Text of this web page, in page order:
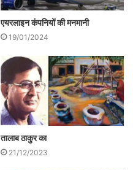
एयरलाइन कंपनियों की मनमानी
19/01/2024
तालाब ठाकुर का
21/12/2023